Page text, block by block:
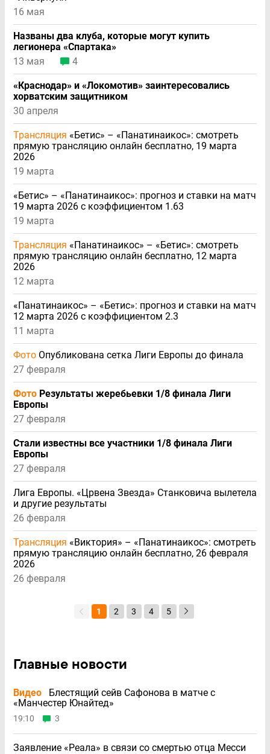
16 мая
Названы два клуба, которые могут купить
легионера «Спартака»
13 мая
4
«Краснодар» и «Локомотив» заинтересовались
хорватским защитником
30 апреля
Трансляция «Бетис» – «Панатинаикос»: смотреть
прямую трансляцию онлайн бесплатно, 19 марта
2026
19 марта
«Бетис» – «Панатинаикос»: прогноз и ставки на матч
19 марта 2026 с коэффициентом 1.63
19 марта
Трансляция «Панатинаикос» – «Бетис»: смотреть
прямую трансляцию онлайн бесплатно, 12 марта
2026
12 марта
«Панатинаикос» – «Бетис»: прогноз и ставки на матч
12 марта 2026 с коэффициентом 2.3
11 марта
Фото Опубликована сетка Лиги Европы до финала
27 февраля
Фото Результаты жеребьевки 1/8 финала Лиги
Европы
27 февраля
Стали известны все участники 1/8 финала Лиги
Европы
27 февраля
Лига Европы. «Црвена Звезда» Станковича вылетела
и другие результаты
26 февраля
Трансляция «Виктория» – «Панатинаикос»: смотреть
прямую трансляцию онлайн бесплатно, 26 февраля
2026
26 февраля
1 2 3 4 5
Главные новости
Видео
Блестящий сейв Сафонова в матче с
«Манчестер Юнайтед»
19:10 3
Заявление «Реала» в связи со смертью отца Месси